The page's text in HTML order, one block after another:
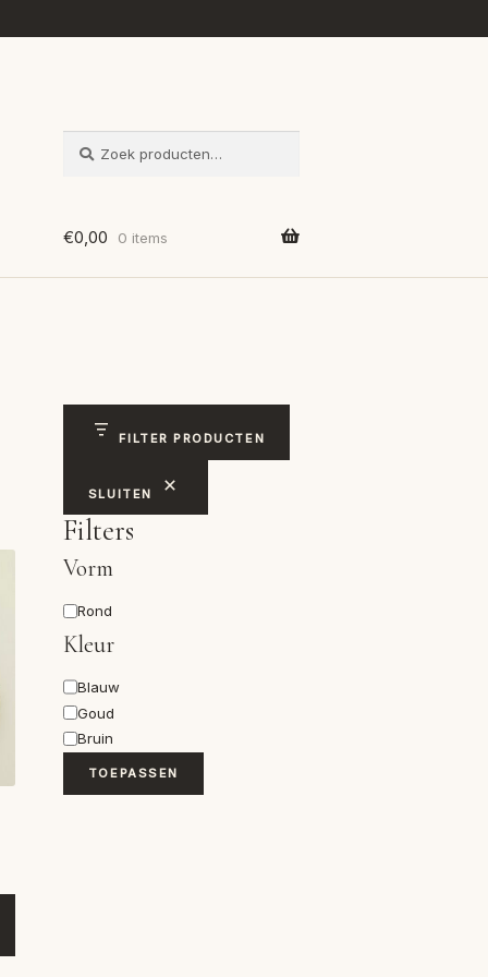
naar:
€0,00 0 items
FILTER PRODUCTEN
SLUITEN
Filters
Vorm
Vorm
Rond
Kleur
Kleur
Blauw
Goud
Bruin
TOEPASSEN